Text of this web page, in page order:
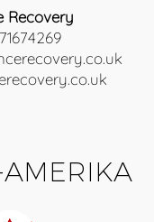
Recovery